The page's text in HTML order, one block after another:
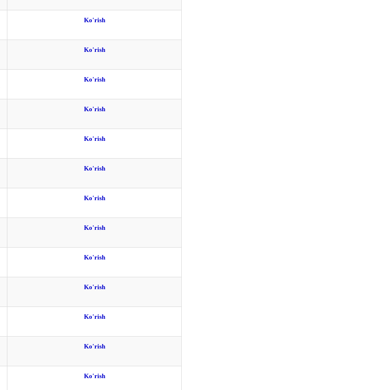
Ko'rish
Ko'rish
Ko'rish
Ko'rish
Ko'rish
Ko'rish
Ko'rish
Ko'rish
Ko'rish
Ko'rish
Ko'rish
Ko'rish
Ko'rish